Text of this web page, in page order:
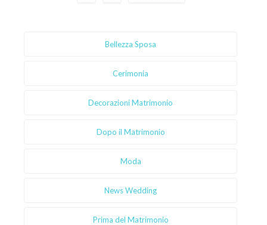
Bellezza Sposa
Cerimonia
Decorazioni Matrimonio
Dopo il Matrimonio
Moda
News Wedding
Prima del Matrimonio